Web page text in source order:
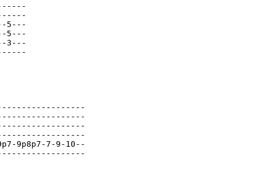
5---
5---
3---
9p8p7-7-9-10--